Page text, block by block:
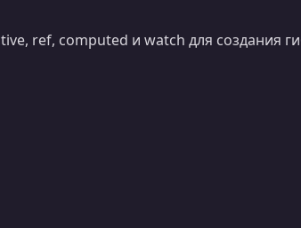
ref, computed и watch для создания